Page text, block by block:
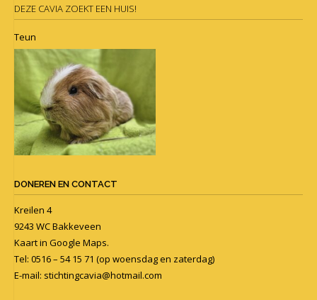
DEZE CAVIA ZOEKT EEN HUIS!
Teun
DONEREN EN CONTACT
Kreilen 4
9243 WC Bakkeveen
Kaart in Google Maps.
Tel: 0516 – 54 15 71 (op woensdag en zaterdag)
E-mail: stichtingcavia@hotmail.com